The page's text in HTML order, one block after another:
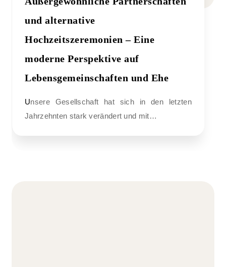
und alternative
Hochzeitszeremonien – Eine
moderne Perspektive auf
Lebensgemeinschaften und Ehe
Unsere Gesellschaft hat sich in den letzten
Jahrzehnten stark verändert und mit…